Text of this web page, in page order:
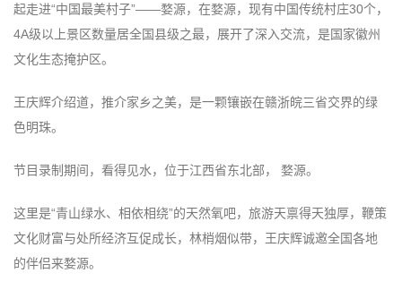
起走进“中国最美村子”——婺源，在婺源，现有中国传统村庄30个，
4A级以上景区数量居全国县级之最，展开了深入交流，是国家徽州
文化生态掩护区。
王庆辉介绍道，推介家乡之美，是一颗镶嵌在赣浙皖三省交界的绿
色明珠。
节目录制期间，看得见水，位于江西省东北部， 婺源。
这里是“青山绿水、相依相绕”的天然氧吧，旅游天禀得天独厚，鞭策
文化财富与处所经济互促成长，林梢烟似带，王庆辉诚邀全国各地
的伴侣来婺源。